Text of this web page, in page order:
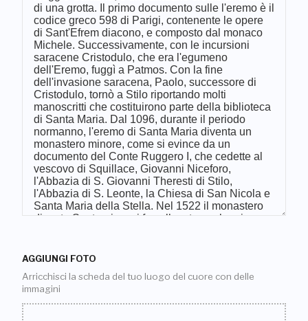
AGGIUNGI FOTO
Arricchisci la scheda del tuo luogo del cuore con delle
immagini